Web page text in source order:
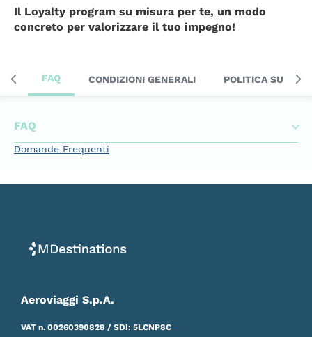
Il Loyalty program su misura per te, un modo
concreto per valorizzare il tuo impegno!
FAQ CONDIZIONI GENERALI POLITICA SULLA
FAQ
Domande Frequenti
Aeroviaggi S.p.A.
VAT n. 00260390828 / SDI: 5LCNP8C